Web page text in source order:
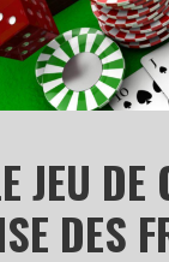
JEU DE
DES